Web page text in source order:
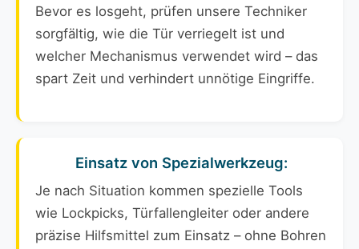
Bevor es losgeht, prüfen unsere Techniker
sorgfältig, wie die Tür verriegelt ist und
welcher Mechanismus verwendet wird – das
spart Zeit und verhindert unnötige Eingriffe.
Einsatz von Spezialwerkzeug:
Je nach Situation kommen spezielle Tools
wie Lockpicks, Türfallengleiter oder andere
präzise Hilfsmittel zum Einsatz – ohne Bohren